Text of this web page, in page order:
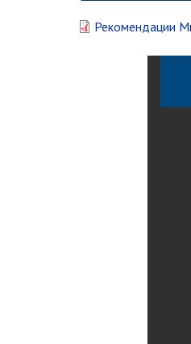
Рекомендации